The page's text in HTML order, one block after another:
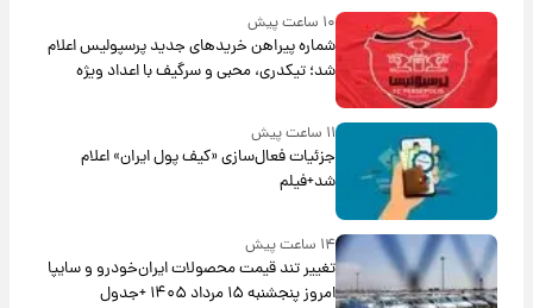
۱۰ ساعت پیش
شماره پیراهن خریدهای جدید پرسپولیس اعلام
شد؛ تیکدری، محبی و سرگیف با اعداد ویژه
۱۱ ساعت پیش
جزئیات فعال‌سازی «کیف پول ایران» اعلام
شد+فیلم
۱۴ ساعت پیش
تغییر تند قیمت محصولات ایران‌خودرو و سایپا
امروز پنجشنبه ۱۵ مرداد ۱۴۰۵ +جدول